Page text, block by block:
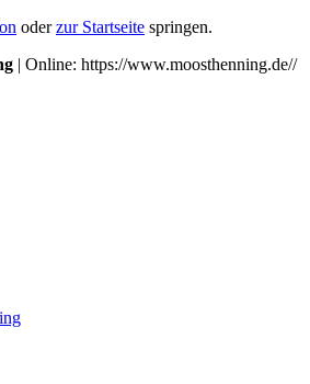
oderzur Startseite springen.
| Online: https://www.moosthenning.de//